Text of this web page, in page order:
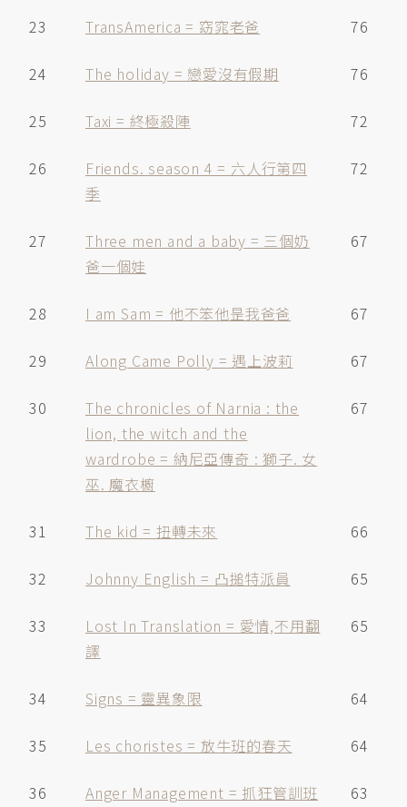
23 TransAmerica = 窈窕老爸 76
24 The holiday = 戀愛沒有假期 76
25 Taxi = 終極殺陣 72
26
Friends. season 4 = 六人行第四
季
72
27
Three men and a baby = 三個奶
爸一個娃
67
28 I am Sam = 他不笨他昰我爸爸 67
29 Along Came Polly = 遇上波莉 67
30
The chronicles of Narnia : the
lion, the witch and the
wardrobe = 納尼亞傳奇 : 獅子. 女
巫. 魔衣櫥
67
31 The kid = 扭轉未來 66
32 Johnny English = 凸搥特派員 65
33
Lost In Translation = 愛情,不用翻
譯
65
34 Signs = 靈異象限 64
35 Les choristes = 放牛班的春天 64
36 Anger Management = 抓狂管訓班 63